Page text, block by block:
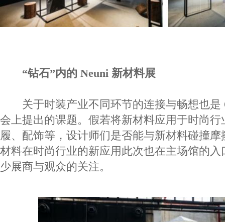
“钻石”内的 Neuni 新材料展
关于时装产业不同环节的连接与畅想也是
会上提出的课题。假若将新材料应用于时尚
履、配饰等，设计师们是否能与新材料碰撞
材料在时尚行业的新应用此次也在主场馆的
少展商与观众的关注。